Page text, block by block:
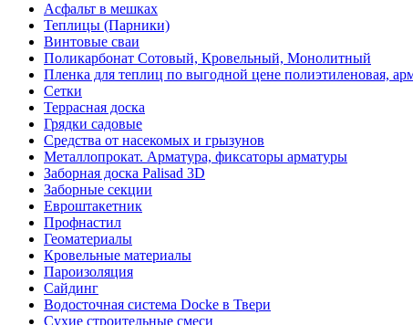
Асфальт в мешках
Теплицы (Парники)
Винтовые сваи
Поликарбонат Сотовый, Кровельный, Монолитный
Пленка для теплиц по выгодной цене полиэтиленовая,
Сетки
Террасная доска
Грядки садовые
Средства от насекомых и грызунов
Металлопрокат. Арматура, фиксаторы арматуры
Заборная доска Palisad 3D
Заборные секции
Евроштакетник
Профнастил
Геоматериалы
Кровельные материалы
Пароизоляция
Сайдинг
Водосточная система Docke в Твери
Сухие строительные смеси